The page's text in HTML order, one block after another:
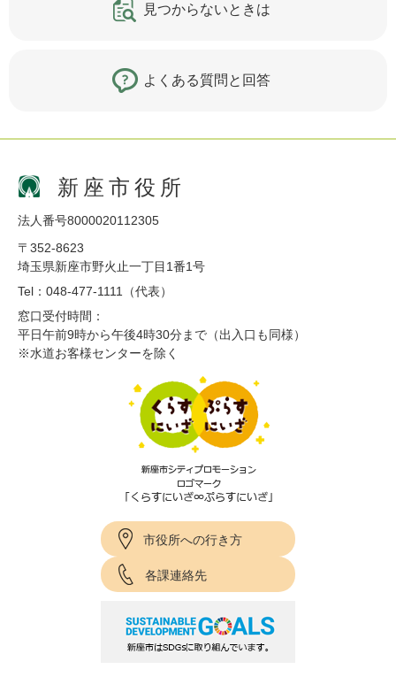
見つからないときは
よくある質問と回答
新座市役所
法人番号8000020112305
〒352-8623
埼玉県新座市野火止一丁目1番1号
Tel：048-477-1111（代表）
窓口受付時間：
平日午前9時から午後4時30分まで（出入口も同様）
※水道お客様センターを除く
市役所への行き方
各課連絡先